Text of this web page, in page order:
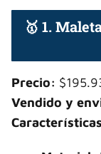
🥇 1.
Precio:
Vendido y